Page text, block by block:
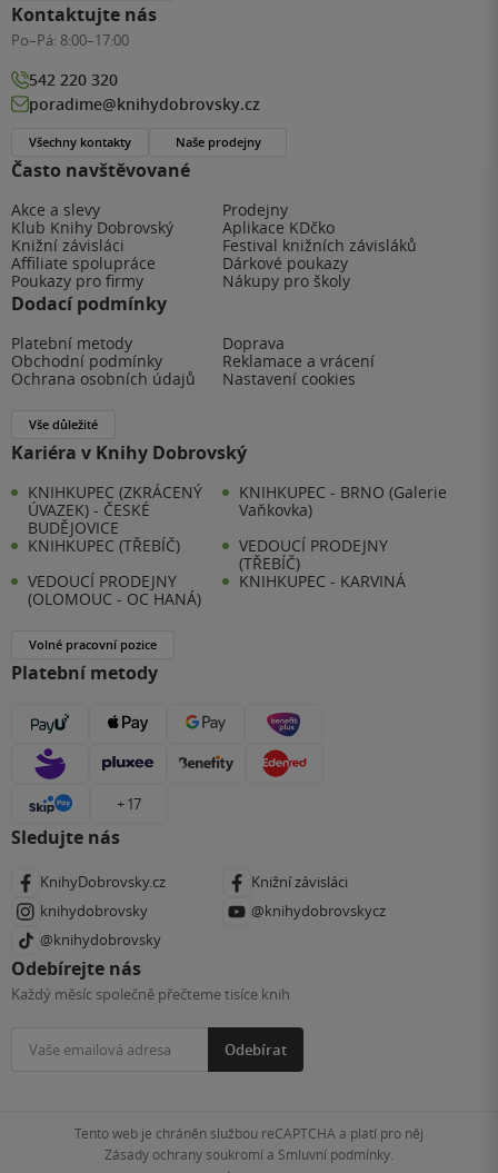
Často navštěvované
Akce a slevy
Prodejny
Klub Knihy Dobrovský
Aplikace KDčko
Knižní závisláci
Festival knižních závisláků
Affiliate spolupráce
Dárkové poukazy
Poukazy pro firmy
Nákupy pro školy
Dodací podmínky
Platební metody
Doprava
Obchodní podmínky
Reklamace a vrácení
Ochrana osobních údajů
Nastavení cookies
Vše důležité
Kariéra v Knihy Dobrovský
KNIHKUPEC (ZKRÁCENÝ
ÚVAZEK) - ČESKÉ
BUDĚJOVICE
KNIHKUPEC - BRNO (Galerie
Vaňkovka)
KNIHKUPEC (TŘEBÍČ)
VEDOUCÍ PRODEJNY
(TŘEBÍČ)
VEDOUCÍ PRODEJNY
(OLOMOUC - OC HANÁ)
KNIHKUPEC - KARVINÁ
Volné pracovní pozice
Platební metody
+ 17
Sledujte nás
KnihyDobrovsky.cz
Knižní závisláci
knihydobrovsky
@knihydobrovskycz
@knihydobrovsky
Odebírejte nás
Každý měsíc společně přečteme tisíce knih
Odebírat
Kontaktujte nás
Po–Pá: 8:00–17:00
542 220 320
poradime@knihydobrovsky.cz
Všechny kontakty Naše prodejny
Tento web je chráněn službou reCAPTCHA a platí pro něj
Zásady ochrany soukromía Smluvní podmínky